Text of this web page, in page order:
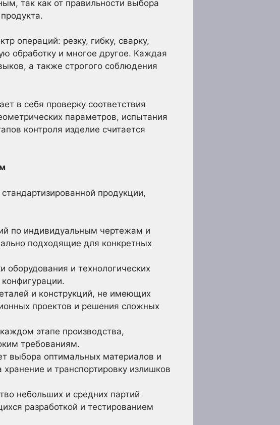
так как от правильности выбора
операций: резку, гибку, сварку,
обработку и многое другое. Каждая
а также строгого соблюдения
в себя проверку соответствия
параметров, испытания
контроля изделие считается
продукции,
по индивидуальным чертежам и
подходящие для конкретных
оборудования и технологических
и конструкций, не имеющих
проектов и решения сложных
этапе производства,
требованиям.
выбора оптимальных материалов и
и транспортировку излишков
небольших и средних партий
разработкой и тестированием